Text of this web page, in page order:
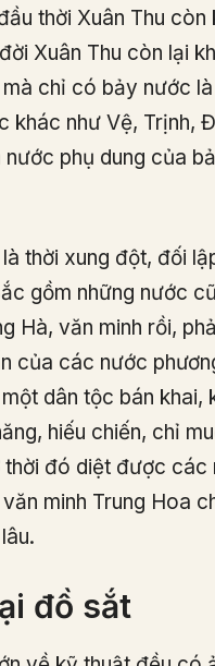
thời Xuân Thu còn
Xuân Thu còn lại
chỉ có bảy nước là
khác như Vệ, Trịnh,
phụ dung của
thời xung đột, đối
gồm những nước
Hà, văn minh rồi,
của các nước
dân tộc bán khai,
hiếu chiến, chỉ
thời đó diệt được các
minh Trung Hoa
đồ sắt